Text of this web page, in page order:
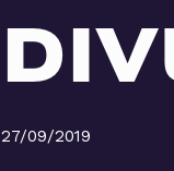
27/09/2019